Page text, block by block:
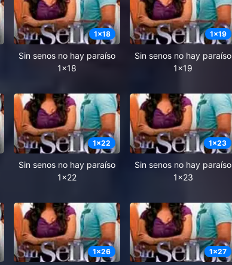
1x18
Sin senos no hay paraíso
1x18
1x19
Sin senos no hay paraíso
1x19
1x22
Sin senos no hay paraíso
1x22
1x23
Sin senos no hay paraíso
1x23
1x26 1x27